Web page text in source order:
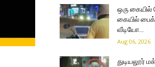
ஒரு கையில்
கையில்
வீடியோ…
Aug 06, 2026
துடியலூர்